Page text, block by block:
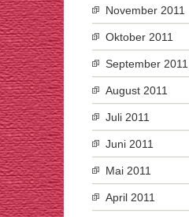
November 2011
Oktober 2011
September 2011
August 2011
Juli 2011
Juni 2011
Mai 2011
April 2011